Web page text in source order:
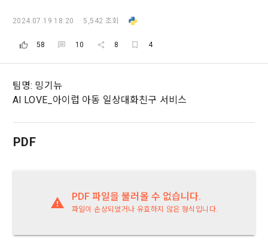
메일 인증 필요
[데이콘] 회원가입 인증메일
제공하는 모든 서비스를 말한다. 그 외 "회사"가 운영하는 사이
3. "개인회원"이라 함은 서비스를 이용하기 위하여 이 약관에 동
의하고 "회사"와 이용 계약을 체결한 개인을 말한다.
용 의뢰 “기업회원”에게 개인정보, 프로젝트, 코드 등을 제공하
인 또는 법인을 말한다.
지고 있으며, 이를 어떤 방법과 절차로 행사할 수 있는지를 알려
합니다.
개인정보 침해사고가 발생하는 경우, 추가적인 피해를 예방하고
이미 발생한 피해를 복구하기 위해 누구에게 연락하여 어떤 도
움을 받을 수 있는지 알려 드립니다.
리 및 의무 관계를 규정하여 이용자의 ‘개인정보자기결정권’을
보장하는 수단이 됩니다.
2. 미동의 시 불이익 사항
단, 할인, 이벤트 및 이용자 맞춤형 상품 추천 등의 마케팅 정보
안내 서비스가 제한됩니다.
3. 서비스 정보 수신 동의 철회
또한 향후 마케팅 활용에 새롭게 동의하고자 하는 경우에는 ‘홈>
계정관리 페이지의 하단 마케팅(대회 진행, 교육 등) 정보 수신
2024.07.19 18:20 5,542 조회
58 10 8 4
팀명: 밍기뉴
AI LOVE_아이럽 아동 일상대화친구 서비스
PDF
PDF 파일을 불러올 수 없습니다.
파일이 손상되었거나 유효하지 않은 형식입니다.